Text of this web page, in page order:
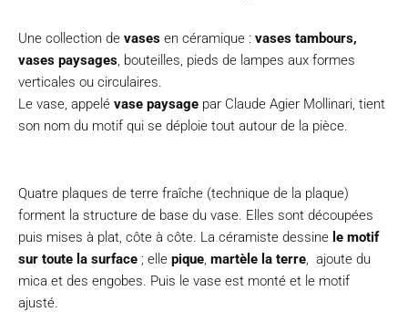
Une collection de vases en céramique : vases tambours,
vases paysages, bouteilles, pieds de lampes aux formes
verticales ou circulaires.
Le vase, appelé vase paysage par Claude Agier Mollinari, tient
son nom du motif qui se déploie tout autour de la pièce.
Quatre plaques de terre fraîche (technique de la plaque)
forment la structure de base du vase. Elles sont découpées
puis mises à plat, côte à côte. La céramiste dessine le motif
sur toute la surface ; elle pique, martèle la terre, ajoute du
mica et des engobes. Puis le vase est monté et le motif
ajusté.